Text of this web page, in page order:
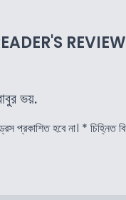
ভয়.
প্রকাশিত হবে না। * চিহ্নিত